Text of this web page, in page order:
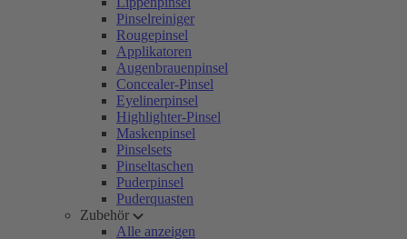
Pinselreiniger
Rougepinsel
Applikatoren
Augenbrauenpinsel
Concealer-Pinsel
Eyelinerpinsel
Highlighter-Pinsel
Maskenpinsel
Pinselsets
Pinseltaschen
Puderpinsel
Puderquasten
Zubehör
Alle anzeigen